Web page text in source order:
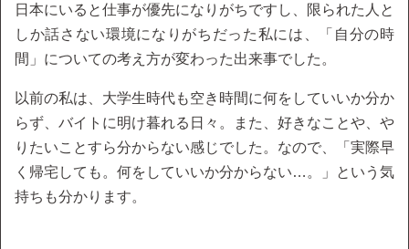
日本にいると仕事が優先になりがちですし、限られた人と
しか話さない環境になりがちだった私には、「自分の時
間」についての考え方が変わった出来事でした。
以前の私は、大学生時代も空き時間に何をしていいか分か
らず、バイトに明け暮れる日々。また、好きなことや、や
りたいことすら分からない感じでした。なので、「実際早
く帰宅しても。何をしていいか分からない…。」という気
持ちも分かります。